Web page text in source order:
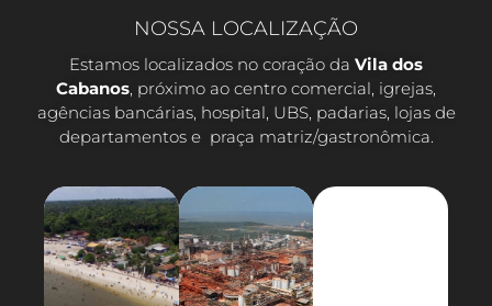
NOSSA LOCALIZAÇÃO
Estamos localizados no coração da Vila dos
Cabanos, próximo ao centro comercial, igrejas,
agências bancárias, hospital, UBS, padarias, lojas de
departamentos e praça matriz/gastronômica.